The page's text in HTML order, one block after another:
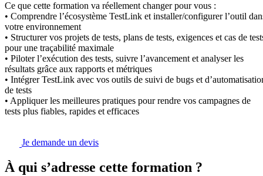
Ce que cette formation va réellement changer pour vous :
• Comprendre l’écosystème TestLink et installer/configurer l’outil
votre environnement
• Structurer vos projets de tests, plans de tests, exigences et cas de
pour une traçabilité maximale
• Piloter l’exécution des tests, suivre l’avancement et analyser les
résultats grâce aux rapports et métriques
• Intégrer TestLink avec vos outils de suivi de bugs et
de tests
• Appliquer les meilleures pratiques pour rendre vos campagnes de
tests plus fiables, rapides et efficaces
Je demande un devis
À qui s’adresse cette formation ?